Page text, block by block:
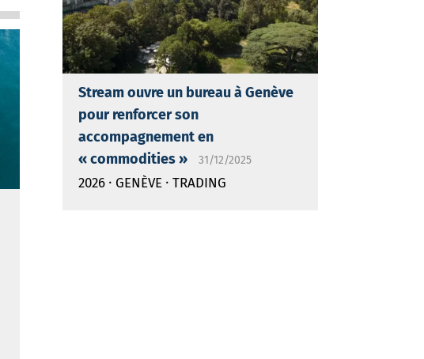
Stream ouvre un bureau à Genève
pour renforcer son
accompagnement en
« commodities »
31/12/2025
2026 · GENÈVE · TRADING